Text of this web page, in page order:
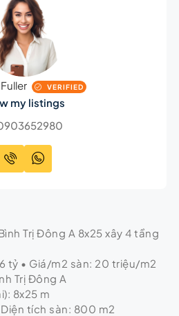
VERIFIED
my listings
Trị Đông A 8x25 xây 4 tầng
tỷ • Giá/m2 sàn: 20 triệu/m2
Trị Đông A
8x25 m
tích sàn: 800 m2